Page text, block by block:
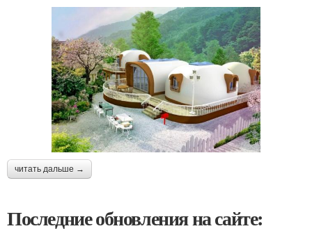
читать дальше →
Последние обновления на сайте: